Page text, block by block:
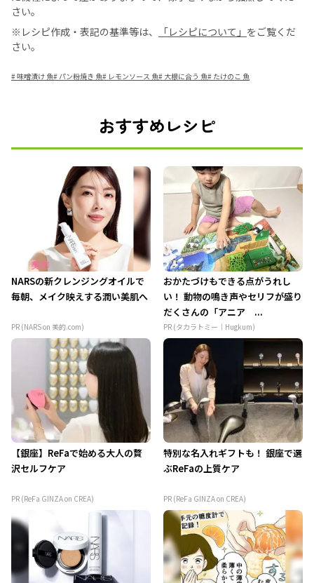
さい。
※レシピ作成・表記の基準等は、
「レシピについて」 をご覧くだ
さい。
#味噌漬け 魚#パン粉焼き 魚# レモンソース 魚# 大根に合う 魚# たけのこ 魚
おすすめレシピ
NARSの新クレンジングオイルで
毎朝、メイク映えする潤い美肌へ
PR (NARS on 美的.com)
おかたづけもできる点がうれし
い！ 動物の鳴き声やセリフが盛り
だくさんの「アニア ...
PR (タカラトミー｜Hugkum)
【銀座】ReFaで始める大人の贅
沢セルフケア
PR (ReFa GINZA on CREA)
特別な名入れギフトも！ 銀座で選
ぶReFaの上質ケア
PR (ReFa GINZA on CREA)